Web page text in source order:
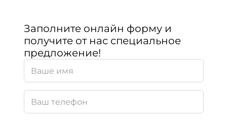
Заполните онлайн форму и
получите от нас специальное
предложение!